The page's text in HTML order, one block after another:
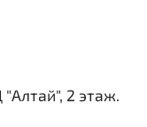
2 этаж.